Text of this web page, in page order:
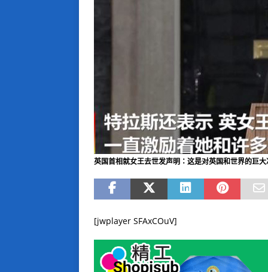
英国首相就女王去世发声明：这是对英国和世界的巨大
[jwplayer SFAxCOuV]